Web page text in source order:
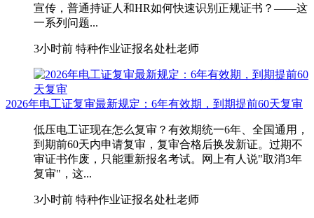
宣传，普通持证人和HR如何快速识别正规证书？——这
一系列问题...
3小时前 特种作业证报名处杜老师
2026年电工证复审最新规定：6年有效期，到期提前60天复审
低压电工证现在怎么复审？有效期统一6年、全国通用，
到期前60天内申请复审，复审合格后换发新证。过期不
审证书作废，只能重新报名考试。网上有人说"取消3年
复审"，这...
3小时前 特种作业证报名处杜老师